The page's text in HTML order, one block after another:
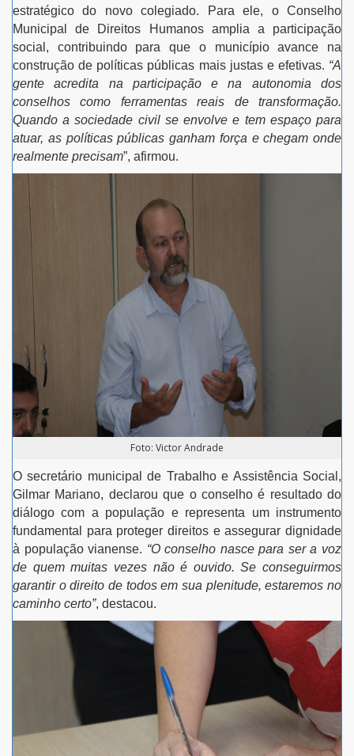
estratégico do novo colegiado. Para ele, o Conselho
Municipal de Direitos Humanos amplia a participação
social, contribuindo para que o município avance na
construção de políticas públicas mais justas e efetivas. “A
gente acredita na participação e na autonomia dos
conselhos como ferramentas reais de transformação.
Quando a sociedade civil se envolve e tem espaço para
atuar, as políticas públicas ganham força e chegam onde
realmente precisam”, afirmou.
Foto: Victor Andrade
O secretário municipal de Trabalho e Assistência Social,
Gilmar Mariano, declarou que o conselho é resultado do
diálogo com a população e representa um instrumento
fundamental para proteger direitos e assegurar dignidade
à população vianense. “O conselho nasce para ser a voz
de quem muitas vezes não é ouvido.Se conseguirmos
garantir o direito de todos em sua plenitude, estaremos no
caminho certo”, destacou.